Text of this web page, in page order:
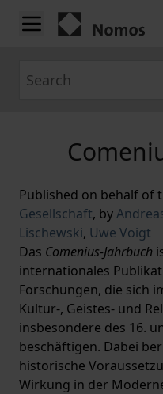
Skip to Content
Published on behalf of
Gesellschaft, by
Lischewski, Uwe Voigt
Das Comenius-Jahrbuch
internationales
Forschungen, die sich
Kultur-, Geistes- und
insbesondere des 16.
beschäftigen. Dabei
historische
Wirkung in der